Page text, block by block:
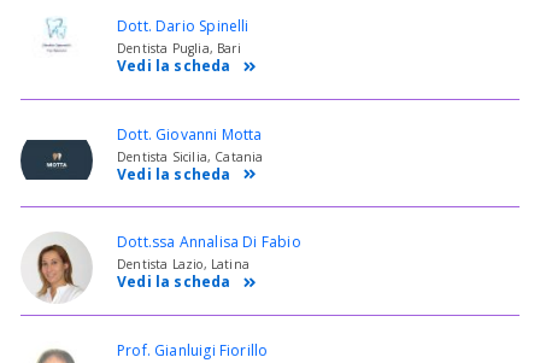
Dott. Dario Spinelli
Dentista Puglia, Bari
Vedi la scheda
Dott. Giovanni Motta
Dentista Sicilia, Catania
Vedi la scheda
Dott.ssa Annalisa Di Fabio
Dentista Lazio, Latina
Vedi la scheda
Prof. Gianluigi Fiorillo